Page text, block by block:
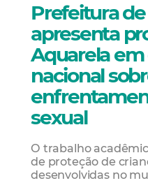
Prefeitura
apresenta
Aquarela
nacional
sexual
O trabalho
de proteção de
desenvolvidas no